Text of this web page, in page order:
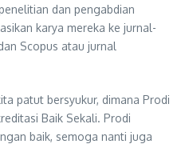
dan pengabdian
karya mereka ke jurnal-
Scopus atau jurnal
patut bersyukur, dimana Prodi
Baik Sekali. Prodi
baik, semoga nanti juga